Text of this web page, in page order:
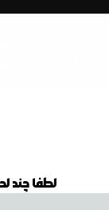
لطفا چند